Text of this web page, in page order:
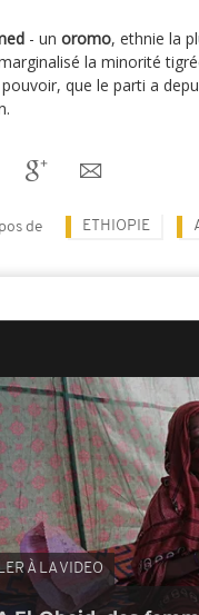
- un oromo, ethnie la
la minorité
que le parti a
de ETHIOPIE
À LA VIDEO